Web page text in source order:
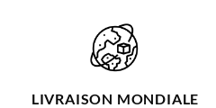
LIVRAISON MONDIALE